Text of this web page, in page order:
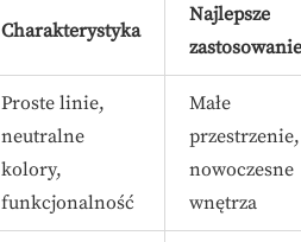
Charakterystyka
Najlepsze
zastosowanie
Proste linie,
neutralne
kolory,
funkcjonalność
Małe
przestrzenie,
nowoczesne
wnętrza